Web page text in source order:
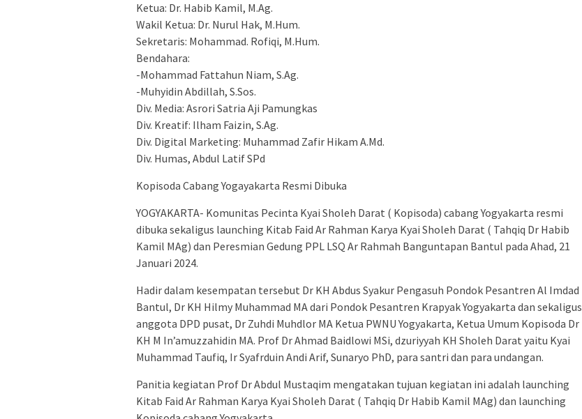
Ketua: Dr. Habib Kamil, M.Ag.
Wakil Ketua: Dr. Nurul Hak, M.Hum.
Sekretaris: Mohammad. Rofiqi, M.Hum.
Bendahara:
-Mohammad Fattahun Niam, S.Ag.
-Muhyidin Abdillah, S.Sos.
Div. Media: Asrori Satria Aji Pamungkas
Div. Kreatif: Ilham Faizin, S.Ag.
Div. Digital Marketing: Muhammad Zafir Hikam A.Md.
Div. Humas, Abdul Latif SPd
Kopisoda Cabang Yogayakarta Resmi Dibuka
YOGYAKARTA- Komunitas Pecinta Kyai Sholeh Darat ( Kopisoda) cabang Yogyakarta resmi
dibuka sekaligus launching Kitab Faid Ar Rahman Karya Kyai Sholeh Darat ( Tahqiq Dr Habib
Kamil MAg) dan Peresmian Gedung PPL LSQ Ar Rahmah Banguntapan Bantul pada Ahad, 21
Januari 2024.
Hadir dalam kesempatan tersebut Dr KH Abdus Syakur Pengasuh Pondok Pesantren Al Imdad
Bantul, Dr KH Hilmy Muhammad MA dari Pondok Pesantren Krapyak Yogyakarta dan sekaligus
anggota DPD pusat, Dr Zuhdi Muhdlor MA Ketua PWNU Yogyakarta, Ketua Umum Kopisoda Dr
KH M In’amuzzahidin MA. Prof Dr Ahmad Baidlowi MSi, dzuriyyah KH Sholeh Darat yaitu Kyai
Muhammad Taufiq, Ir Syafrduin Andi Arif, Sunaryo PhD, para santri dan para undangan.
Panitia kegiatan Prof Dr Abdul Mustaqim mengatakan tujuan kegiatan ini adalah launching
Kitab Faid Ar Rahman Karya Kyai Sholeh Darat ( Tahqiq Dr Habib Kamil MAg) dan launching